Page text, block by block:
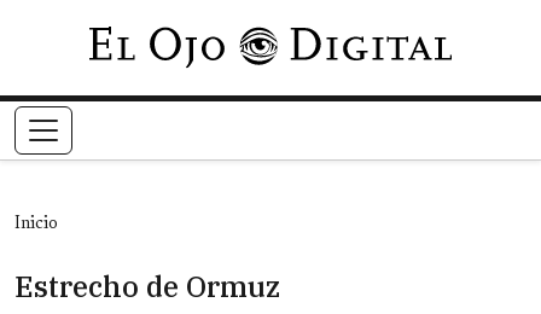
Pasar al contenido principal
Inicio
Estrecho de Ormuz